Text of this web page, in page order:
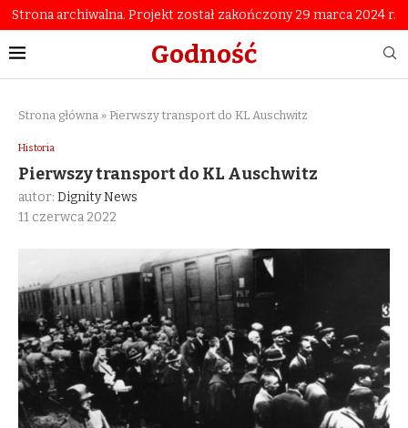
Strona archiwalna. Projekt został zakończony 29 marca 2024 r.
Godność
Strona główna » Pierwszy transport do KL Auschwitz
Historia
Pierwszy transport do KL Auschwitz
autor: Dignity News
11 czerwca 2022